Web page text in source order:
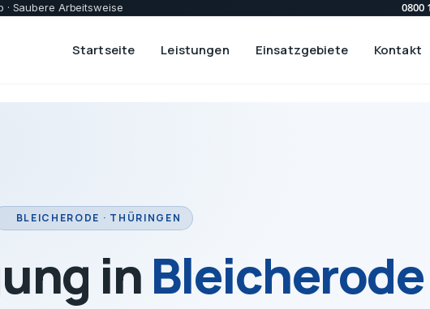
· Saubere Arbeitsweise 0800
Startseite Leistungen Einsatzgebiete Kontakt
BLEICHERODE · THÜRINGEN
inBleicherode